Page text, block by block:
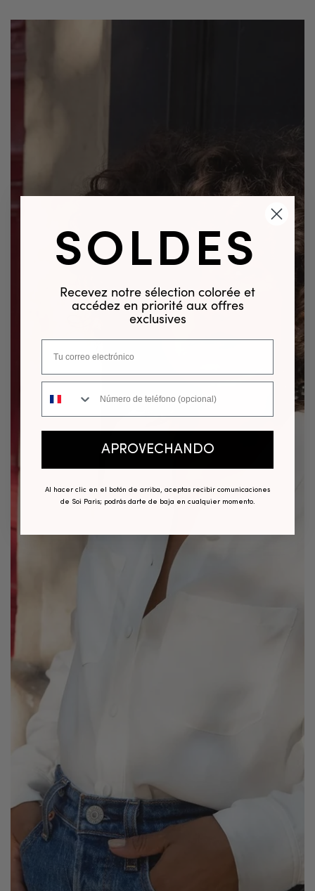
SOLDES
Recevez notre sélection colorée et
accédez en priorité aux offres
exclusives
Número de teléfono
APROVECHANDO
Al hacer clic en el botón de arriba, aceptas recibir comunicaciones
de Soi Paris; podrás darte de baja en cualquier momento.